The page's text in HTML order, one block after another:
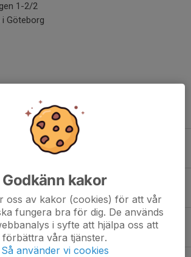
1-2/2
i Göteborg
nyhetsbrev
för barn 7-9år samt 10-12år!
på Bunketorp
Godkänn kakor
oss av kakor (cookies) för att vår
fungera bra för dig. De används
i syfte att hjälpa oss att
förbättra våra tjänster.
Så använder vi cookies